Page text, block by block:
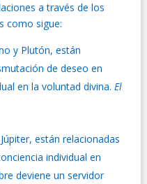
a través de los
como sigue:
y Plutón, están
de deseo en
en la voluntad divina. El
están relacionadas
individual en
deviene un servidor